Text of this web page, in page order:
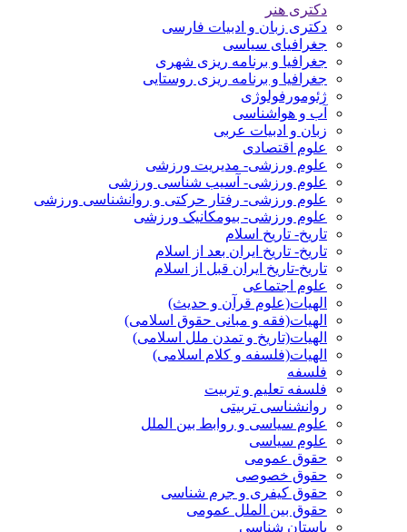
دکتری هنر
دکتری زبان و ادبیات فارسی
جغرافیای سیاسی
جغرافیا و برنامه ریزی شهری
جغرافیا و برنامه ریزی روستایی
ژئومورفولوژی
آب و هواشناسی
زبان و ادبیات عربی
علوم اقتصادی
علوم ورزشی- مدیریت ورزشی
علوم ورزشی- آسیب شناسی ورزشی
علوم ورزشی- رفتار حرکتی و روانشناسی ورزشی
علوم ورزشی- بیومکانیک ورزشی
تاریخ- تاریخ اسلام
تاریخ- تاریخ ایران بعد از اسلام
تاریخ-تاریخ ایران قبل از اسلام
علوم اجتماعی
الهیات(علوم قرآن و حدیث)
الهیات(فقه و مبانی حقوق اسلامی)
الهیات(تاریخ و تمدن ملل اسلامی)
الهیات(فلسفه و کلام اسلامی)
فلسفه
فلسفه تعلیم و تربیت
روانشناسی تربیتی
علوم سیاسی و روابط بین الملل
علوم سیاسی
حقوق عمومی
حقوق خصوصی
حقوق کیفری و جرم شناسی
حقوق بین الملل عمومی
باستان شناسی